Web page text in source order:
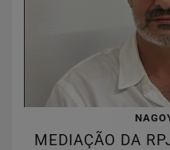
MEDIAÇÃO DA